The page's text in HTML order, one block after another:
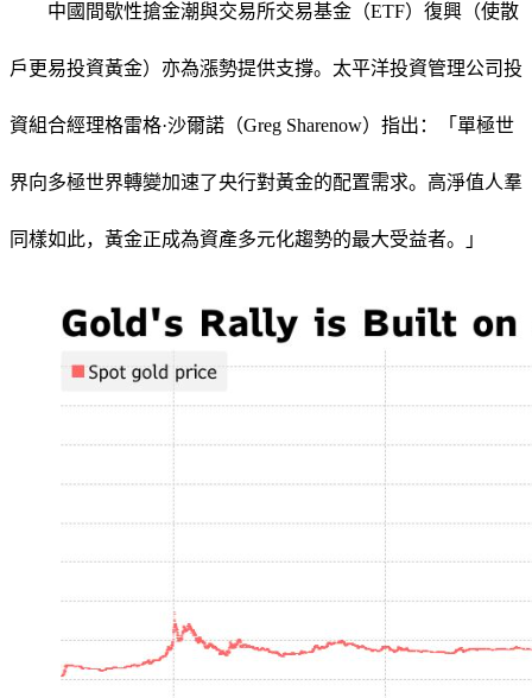
中國間歇性搶金潮與交易所交易基金（ETF）復興（使散
戶更易投資黃金）亦為漲勢提供支撐。太平洋投資管理公司投
資組合經理格雷格·沙爾諾（Greg Sharenow）指出：「單極世
界向多極世界轉變加速了央行對黃金的配置需求。高淨值人羣
同樣如此，黃金正成為資產多元化趨勢的最大受益者。」